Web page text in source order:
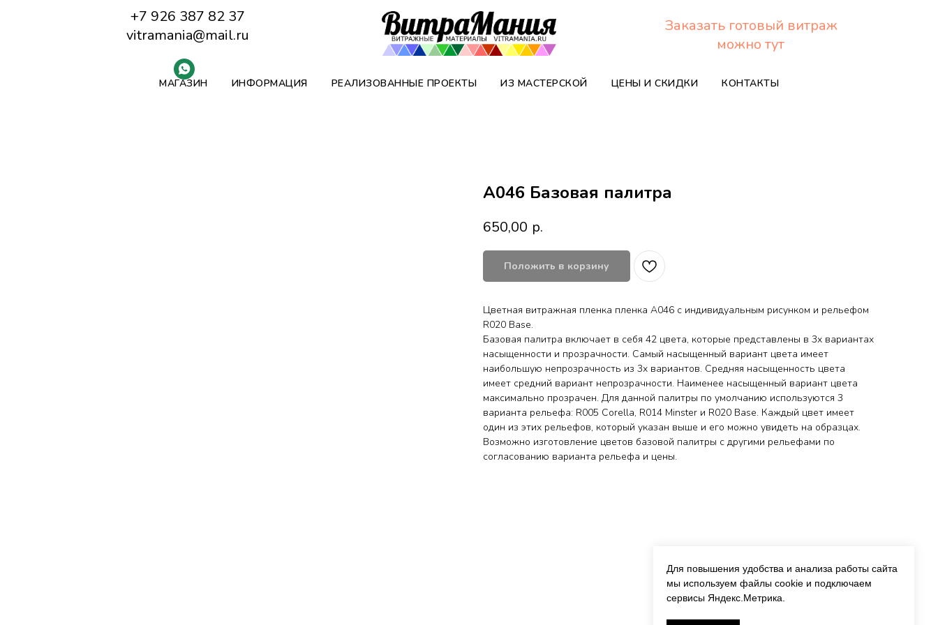
+7 926 387 82 37
vitramania@mail.ru
Заказать готовый витраж
можно тут
МАГАЗИН ИНФОРМАЦИЯ РЕАЛИЗОВАННЫЕ ПРОЕКТЫ ИЗ МАСТЕРСКОЙ ЦЕНЫ И СКИДКИ КОНТАКТЫ
A046 Базовая палитра
650,00 р.
Положить в корзину
Цветная витражная пленка пленка A046 с индивидуальным рисунком и рельефом
R020 Base.
Базовая палитра включает в себя 42 цвета, которые представлены в 3х вариантах
насыщенности и прозрачности. Самый насыщенный вариант цвета имеет
наибольшую непрозрачность из 3х вариантов. Средняя насыщенность цвета
имеет средний вариант непрозрачности. Наименее насыщенный вариант цвета
максимально прозрачен. Для данной палитры по умолчанию используются 3
варианта рельефа: R005 Corella, R014 Minster и R020 Base. Каждый цвет имеет
один из этих рельефов, который указан выше и его можно увидеть на образцах.
Возможно изготовление цветов базовой палитры с другими рельефами по
согласованию варианта рельефа и цены.
Для повышения удобства и анализа работы сайта
мы используем файлы cookie и подключаем
сервисы Яндекс.Метрика.